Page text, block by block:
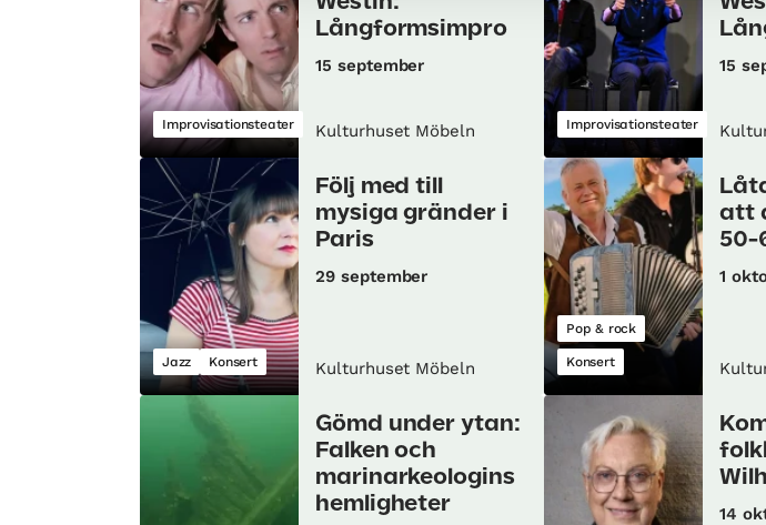
Improvisationsteater
Långformsimpro
15 september
Kulturhuset Möbeln Improvisationsteater
15
Jazz Konsert
Följ med till
mysiga gränder i
Paris
29 september
Kulturhuset Möbeln
Pop & rock
Konsert
att
50-
1
Gömd under ytan:
Falken och
marinarkeologins
hemligheter
14